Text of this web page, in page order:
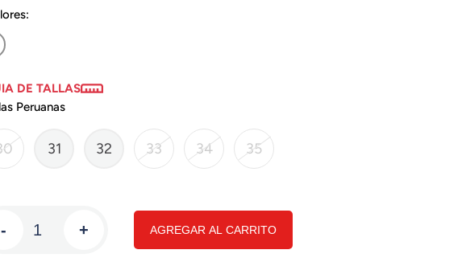
DE TALLAS
Peruanas
31 32 33 34 35
- + AGREGAR AL CARRITO